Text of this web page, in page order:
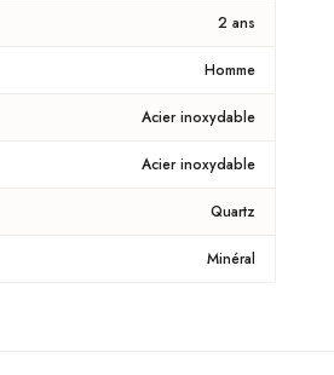
2 ans
Homme
Acier inoxydable
Acier inoxydable
Quartz
Minéral